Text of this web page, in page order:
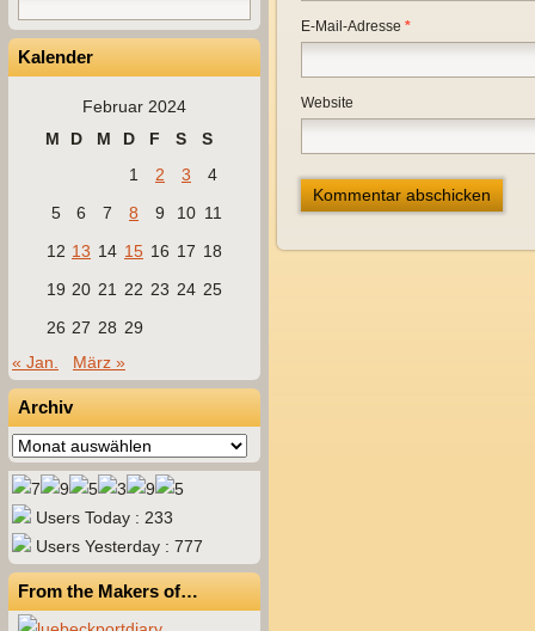
Kalender
Februar 2024
M
D M D F S
S
1
2 3
4
5
6 7 8 9 10 11
12 13 14 15 16 17 18
19 20 21 22 23 24 25
26 27 28 29
« Jan.
März »
Archiv
Archiv
Users Today : 233
Users Yesterday : 777
From the Makers of…
E-Mail-Adresse *
Website